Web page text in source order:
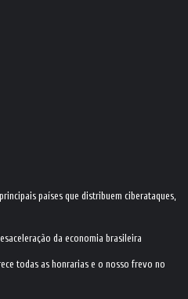
países que distribuem ciberataques,
da economia brasileira
todas as honrarias e o nosso frevo no